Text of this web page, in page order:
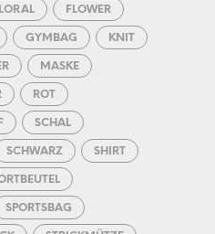
FLOWER
GYMBAG KNIT
MASKE
ROT
SCHAL
SCHWARZ SHIRT
SPORTSBAG